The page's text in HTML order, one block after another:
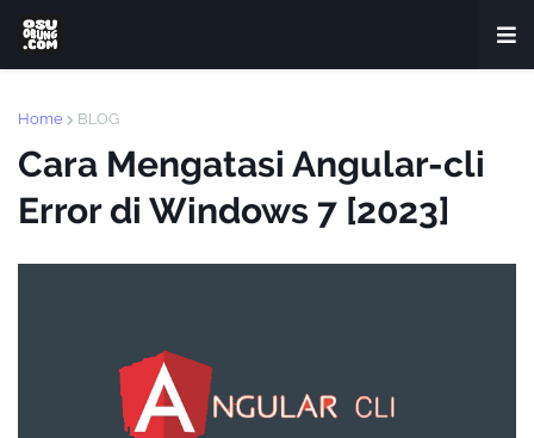
Home BLOG
Cara Mengatasi Angular-cli
Error di Windows 7 [2023]